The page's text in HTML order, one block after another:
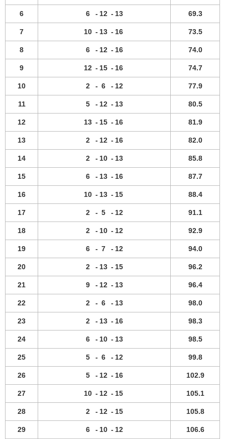
6 6 - 12 - 13 69.3
7 10 - 13 - 16 73.5
8 6 - 12 - 16 74.0
9 12 - 15 - 16 74.7
10 2 - 6 - 12 77.9
11 5 - 12 - 13 80.5
12 13 - 15 - 16 81.9
13 2 - 12 - 16 82.0
14 2 - 10 - 13 85.8
15 6 - 13 - 16 87.7
16 10 - 13 - 15 88.4
17 2 - 5 - 12 91.1
18 2 - 10 - 12 92.9
19 6 - 7 - 12 94.0
20 2 - 13 - 15 96.2
21 9 - 12 - 13 96.4
22 2 - 6 - 13 98.0
23 2 - 13 - 16 98.3
24 6 - 10 - 13 98.5
25 5 - 6 - 12 99.8
26 5 - 12 - 16 102.9
27 10 - 12 - 15 105.1
28 2 - 12 - 15 105.8
29 6 - 10 - 12 106.6